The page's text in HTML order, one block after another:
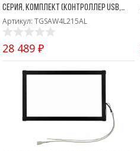
серия, комплект (контроллер USB,
кабель)
Артикул: TGSAW4L215AL
28 489 ₽